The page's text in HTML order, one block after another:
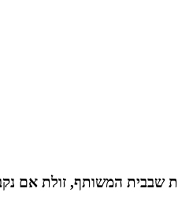
המשותף, זולת אם